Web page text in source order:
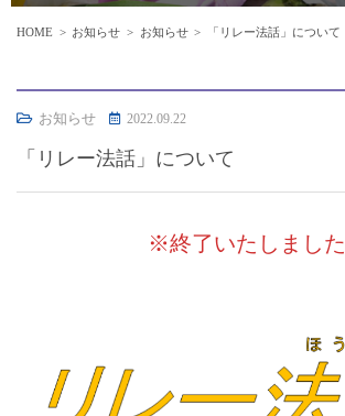
HOME お知らせ お知らせ 「リレー法話」について
お知らせ 2022.09.22
「リレー法話」について
※終了いたしました